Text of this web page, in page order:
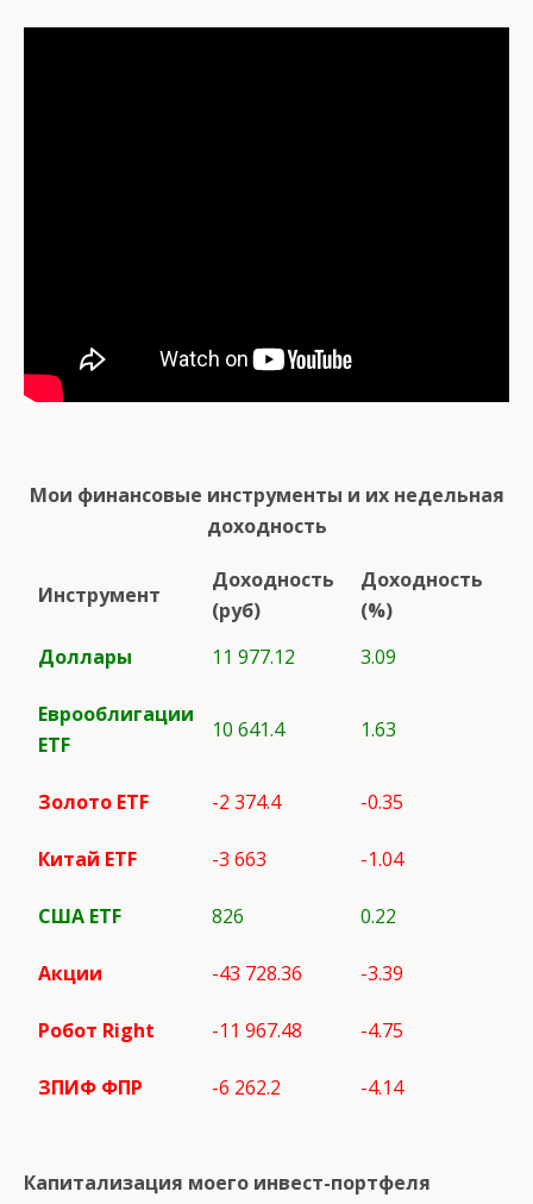
Мои финансовые инструменты и их недельная
доходность
Инструмент
Доходность
(руб)
Доходность
(%)
Доллары
11 977.12 3.09
Еврооблигации
ETF
10 641.4 1.63
Золото ETF -2 374.4 -0.35
Китай ETF -3 663 -1.04
США ETF 826 0.22
Акции -43 728.36 -3.39
Робот Right -11 967.48 -4.75
ЗПИФ ФПР -6 262.2 -4.14
Капитализация моего инвест-портфеля